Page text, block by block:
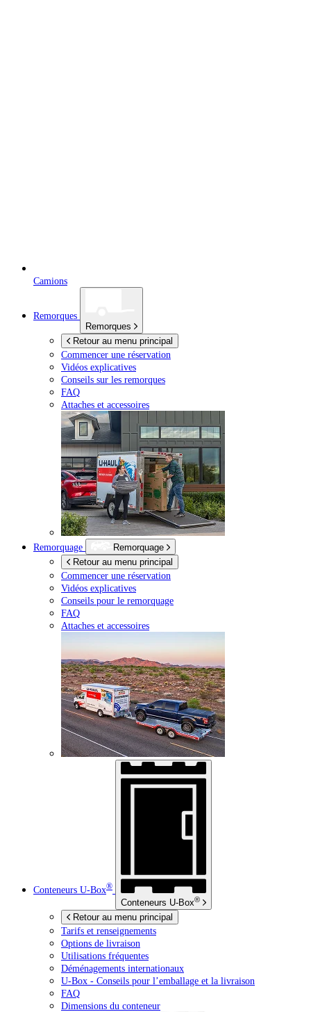
Camions
Remorques
Remorques
Retour au menu principal
Commencer une réservation
Vidéos explicatives
Conseils sur les remorques
FAQ
Attaches et accessoires
Remorquage
Remorquage
Retour au menu principal
Commencer une réservation
Vidéos explicatives
Conseils pour le remorquage
FAQ
Attaches et accessoires
Conteneurs U-Box®
Conteneurs U-Box®
Retour au menu principal
Tarifs et renseignements
Options de livraison
Utilisations fréquentes
Déménagements internationaux
U-Box - Conseils pour l’emballage et la livraison
FAQ
Dimensions du conteneur